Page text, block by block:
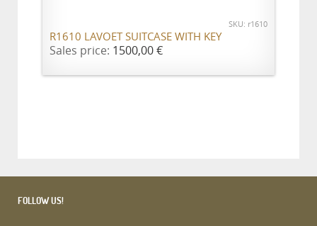
SKU: r1610
R1610 LAVOET SUITCASE WITH KEY
Sales price: 1500,00 €
FOLLOW US!